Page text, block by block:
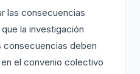
las consecuencias
la investigación
deben
el convenio colectivo